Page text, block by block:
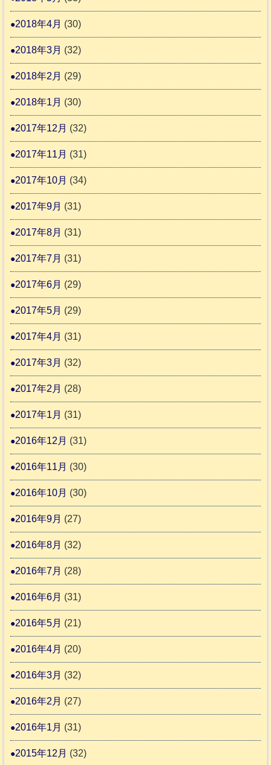
2018年4月 (30)
2018年3月 (32)
2018年2月 (29)
2018年1月 (30)
2017年12月 (32)
2017年11月 (31)
2017年10月 (34)
2017年9月 (31)
2017年8月 (31)
2017年7月 (31)
2017年6月 (29)
2017年5月 (29)
2017年4月 (31)
2017年3月 (32)
2017年2月 (28)
2017年1月 (31)
2016年12月 (31)
2016年11月 (30)
2016年10月 (30)
2016年9月 (27)
2016年8月 (32)
2016年7月 (28)
2016年6月 (31)
2016年5月 (21)
2016年4月 (20)
2016年3月 (32)
2016年2月 (27)
2016年1月 (31)
2015年12月 (32)